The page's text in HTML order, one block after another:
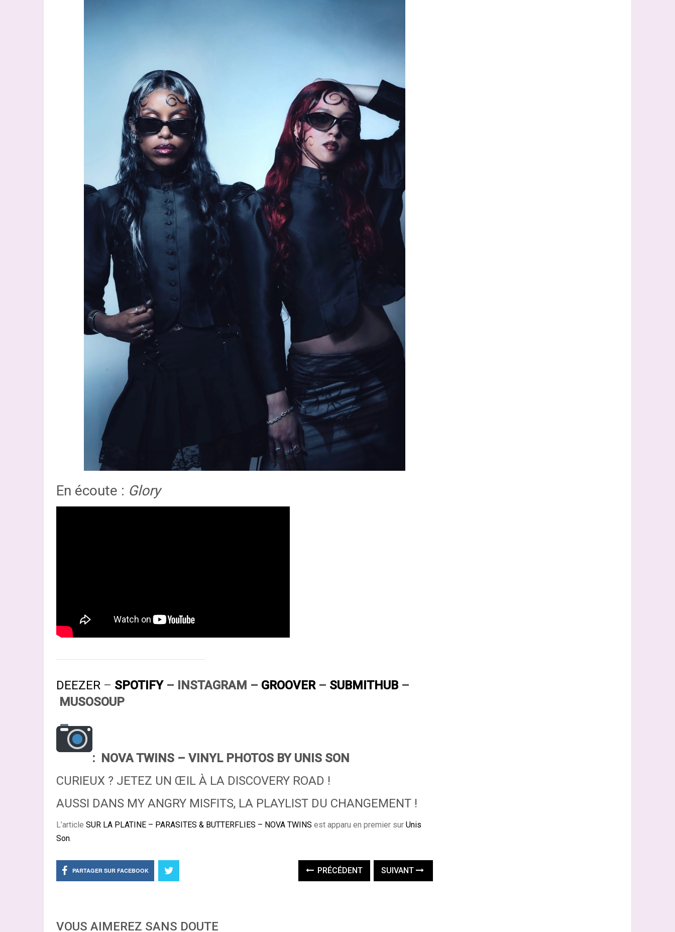
En écoute : Glory
DEEZER – SPOTIFY– INSTAGRAM – GROOVER– SUBMITHUB –
MUSOSOUP
:
NOVA TWINS – VINYL PHOTOS BY UNIS SON
CURIEUX ? JETEZ UN ŒIL À LA DISCOVERY ROAD !
AUSSI DANS MY ANGRY MISFITS, LA PLAYLIST DU CHANGEMENT !
L’article SUR LA PLATINE – PARASITES & BUTTERFLIES – NOVA TWINS est apparu en premier sur Unis
Son.
PARTAGER SUR FACEBOOK PRÉCÉDENT SUIVANT
VOUS AIMEREZ SANS DOUTE